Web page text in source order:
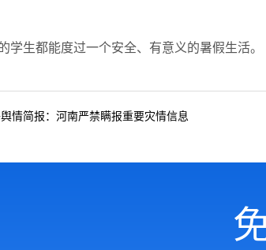
学生都能度过一个安全、有意义的暑假生活。
情简报：河南严禁瞒报重要灾情信息